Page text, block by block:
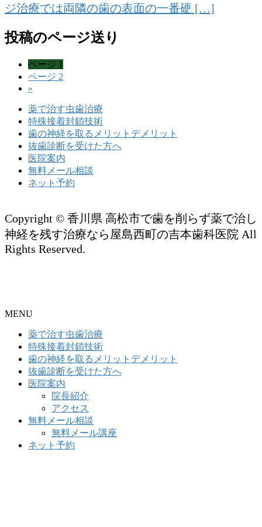
ジ治療では両隣の歯の表面の一番硬 […]
投稿のページ送り
ページ 1
ページ 2
»
薬で治す虫歯治療
特殊接着封鎖技術
歯の神経を取るメリットデメリット
抜歯診断を受けた方へ
医院案内
無料メール相談
ネット予約
Copyright © 香川県 高松市で歯を削らず薬で治し
神経を残す治療なら屋島西町の吉本歯科医院 All
Rights Reserved.
MENU
薬で治す虫歯治療
特殊接着封鎖技術
歯の神経を取るメリットデメリット
抜歯診断を受けた方へ
医院案内
院長紹介
アクセス
無料メール相談
無料メール講座
ネット予約